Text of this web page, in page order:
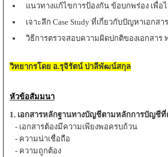
แนวทางแก้ไขการป้องกัน ข้อบกพร่อง เพื่
เจาะลึก Case Study ที่เกี่ยวกับปัญหาเอ
วิธีการตรวจสอบความผิดปกติของเอกสาร
วิทยากรโดย อ.รุจิรัตน์ ปาลีพัฒน์สกุล
หัวข้อสัมมนา
1. เอกสารหลักฐานทางบัญชีตามหลักการบัญชีที่
- เอกสารต้องมีความเพียงพอครบถ้วน
- ความน่าเชื่อถือ
- ความถูกต้อง